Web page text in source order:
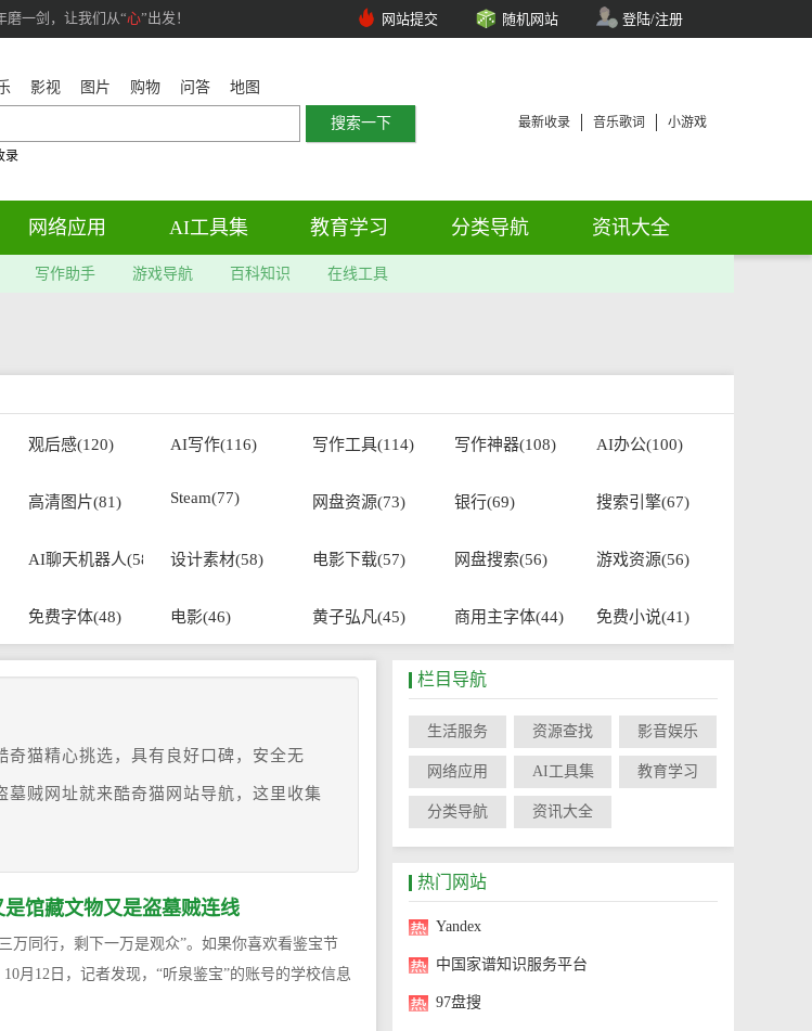
磨一剑，让我们从“心”出发！ 网站提交 随机网站 登陆/注册
影视 图片 购物 问答 地图
录
最新收录 音乐歌词 小游戏
网络应用 AI工具集 教育学习 分类导航 资讯大全
写作助手 游戏导航 百科知识 在线工具
观后感(120) AI写作(116) 写作工具(114) 写作神器(108) AI办公(100)
高清图片(81) Steam(77) 网盘资源(73) 银行(69) 搜索引擎(67)
AI聊天机器人(58) 设计素材(58) 电影下载(57) 网盘搜索(56) 游戏资源(56)
免费字体(48) 电影(46) 黄子弘凡(45) 商用主字体(44) 免费小说(41)
猫精心挑选，具有良好口碑，安全无
贼网址就来酷奇猫网站导航，这里收集
馆藏文物又是盗墓贼连线
万同行，剩下一万是观众”。如果你喜欢看鉴宝节
月12日，记者发现，“听泉鉴宝”的账号的学校信息
栏目导航
生活服务 资源查找 影音娱乐
网络应用 AI工具集 教育学习
分类导航 资讯大全
热门网站
Yandex
中国家谱知识服务平台
97盘搜